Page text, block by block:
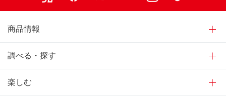
商品情報
調べる・探す
楽しむ